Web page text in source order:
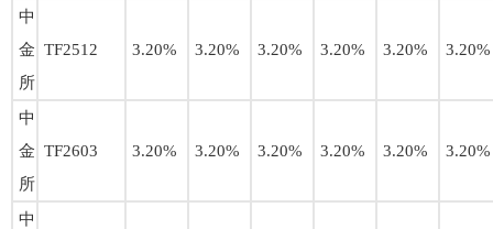
中
金
所
TF2512 3.20% 3.20% 3.20% 3.20% 3.20% 3.20%
中
金
所
TF2603 3.20% 3.20% 3.20% 3.20% 3.20% 3.20%
中